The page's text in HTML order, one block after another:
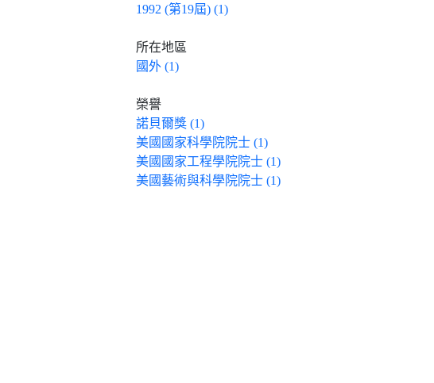
1992 (第19屆) (1)
所在地區
國外 (1)
榮譽
諾貝爾獎 (1)
美國國家科學院院士 (1)
美國國家工程學院院士 (1)
美國藝術與科學院院士 (1)